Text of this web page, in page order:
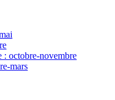
: octobre-novembre
mars